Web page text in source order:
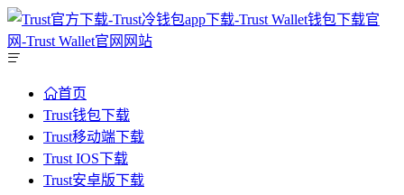
首页
Trust钱包下载
Trust移动端下载
Trust IOS下载
Trust安卓版下载